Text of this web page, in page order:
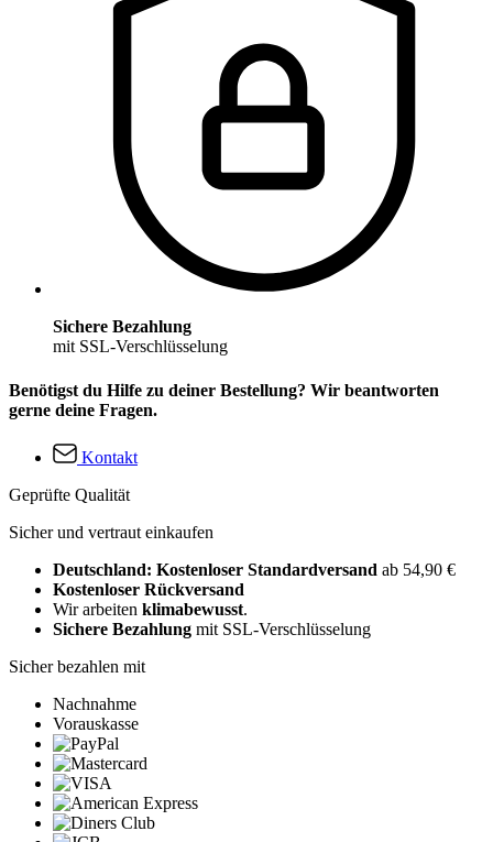
Sichere Bezahlung
mit SSL-Verschlüsselung
Benötigst du Hilfe zu deiner Bestellung? Wir beantworten
gerne deine Fragen.
Kontakt
Geprüfte Qualität
Sicher und vertraut einkaufen
Deutschland: Kostenloser Standardversand ab 54,90 €
Kostenloser Rückversand
Wir arbeiten klimabewusst.
Sichere Bezahlung mit SSL-Verschlüsselung
Sicher bezahlen mit
Nachnahme
Vorauskasse